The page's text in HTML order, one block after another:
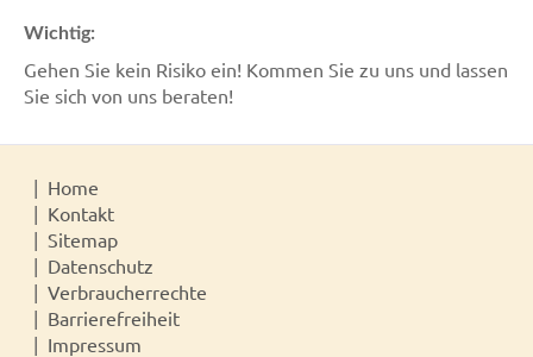
Wichtig:
Gehen Sie kein Risiko ein! Kommen Sie zu uns und lassen
Sie sich von uns beraten!
Home
Kontakt
Sitemap
Datenschutz
Verbraucherrechte
Barrierefreiheit
Impressum